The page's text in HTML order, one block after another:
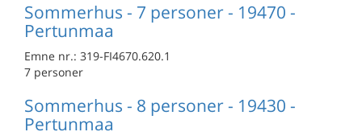
Sommerhus - 7 personer - 19470 -
Pertunmaa
Emne nr.: 319-FI4670.620.1
7 personer
Sommerhus - 8 personer - 19430 -
Pertunmaa